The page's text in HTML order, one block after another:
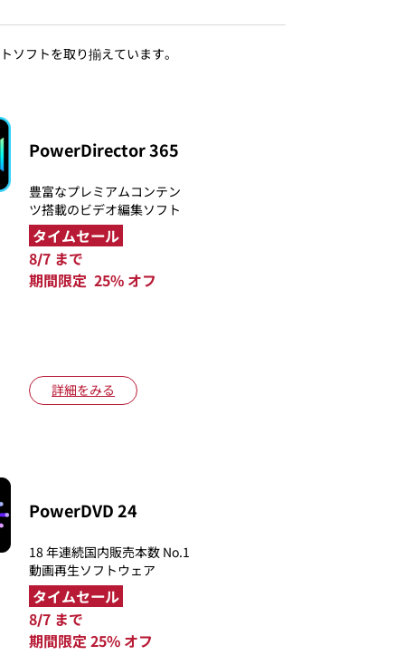
ソフトを取り揃えています。
PowerDirector 365
豊富なプレミアムコンテン
ツ搭載のビデオ編集ソフト
タイムセール
8/7 まで
期間限定 25% オフ
詳細をみる
PowerDVD 24
18 年連続国内販売本数 No.1
動画再生ソフトウェア
タイムセール
8/7 まで
期間限定 25% オフ